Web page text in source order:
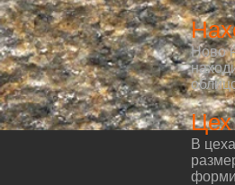
Ново
В